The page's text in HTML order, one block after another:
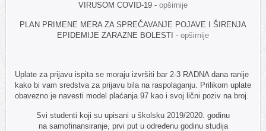
VIRUSOM COVID-19 - opširnije
PLAN PRIMENE MERA ZA SPREČAVANJE POJAVE I ŠIRENJA
EPIDEMIJE ZARAZNE BOLESTI - opširnije
Uplate za prijavu ispita se moraju izvršiti bar 2-3 RADNA dana ranije
kako bi vam sredstva za prijavu bila na raspolaganju. Prilikom uplate
obavezno je navesti model plaćanja 97 kao i svoj lični poziv na broj.
Svi studenti koji su upisani u školsku 2019/2020. godinu
na samofinansiranje, prvi put u određenu godinu studija